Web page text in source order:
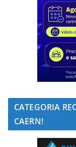
CATEGORIA
CAERN!